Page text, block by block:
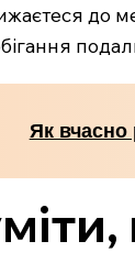
до
Як вчасно